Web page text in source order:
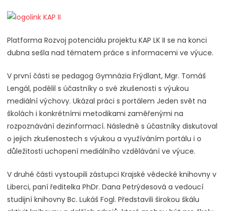
Platforma Rozvoj potenciálu projektu KAP LK II se na konci
dubna sešla nad tématem práce s informacemi ve výuce.
V první části se pedagog Gymnázia Frýdlant, Mgr. Tomáš
Lengál, podělil s účastníky o své zkušenosti s výukou
mediální výchovy. Ukázal práci s portálem Jeden svět na
školách i konkrétními metodikami zaměřenými na
rozpoznávání dezinformací. Následně s účastníky diskutoval
o jejich zkušenostech s výukou a využíváním portálu i o
důležitosti uchopení mediálního vzdělávání ve výuce.
V druhé části vystoupili zástupci Krajské vědecké knihovny v
Liberci, paní ředitelka PhDr. Dana Petrýdesová a vedoucí
studijní knihovny Bc. Lukáš Fogl. Představili širokou škálu